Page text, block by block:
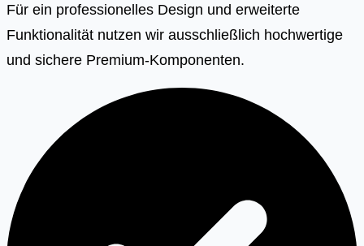
Für ein professionelles Design und erweiterte
Funktionalität nutzen wir ausschließlich hochwertige
und sichere Premium-Komponenten.